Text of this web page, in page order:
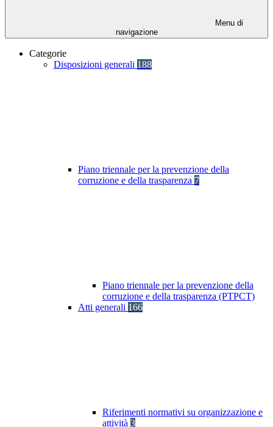
Menu di
navigazione
Categorie
Disposizioni generali 188
Piano triennale per la prevenzione della
corruzione e della trasparenza 7
Piano triennale per la prevenzione della
corruzione e della trasparenza (PTPCT)
Atti generali 166
Riferimenti normativi su organizzazione e
attività 3